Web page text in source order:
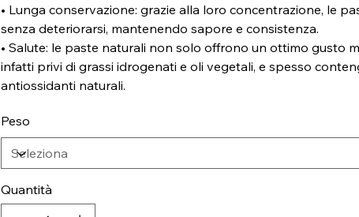
• Lunga conservazione: grazie alla loro concentrazione, le
senza deteriorarsi, mantenendo sapore e consistenza.
• Salute: le paste naturali non solo offrono un ottimo gusto
infatti privi di grassi idrogenati e oli vegetali, e spesso
antiossidanti naturali.
Peso
Quantità